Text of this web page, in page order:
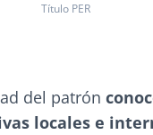
Título PER
del patrón
locales e